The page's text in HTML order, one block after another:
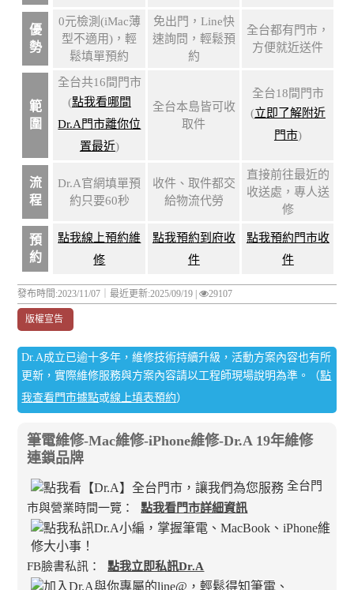
優
勢
0元檢測(iMac薄
型不適用)，輕
鬆填單預約
免出門，Line快
速詢問，輕鬆預
約
全台都有門市，
方便就近送件
範
圍
全台共16間門市
(點我看哪間
Dr.A門市離你位
置最近)
全台本島皆可收
取件
全台18間門市
(立即了解附近
門市)
流
程
Dr.A官網填單預
約只要60秒
收件、取件都交
給物流代勞
直接前往最近的
收送處，專人送
修
預
約
點我線上預約維
修
點我預約到府收
件
點我預約門市收
件
發布時間:2023/11/07｜最近更新:2025/09/19 | 29107
版權宣告
Dr.A成立已逾十多年，維修技術持續升級，活動方案內容也有所
更新，實際維修服務與方案內容請以工程師現場說明為準。（點
我查看門市據點或線上填表預約）
筆電維修-Mac維修-iPhone維修-Dr.A 19年維修
連鎖品牌
全台門
市與營業時間一覽：
點我看門市詳細資訊
FB臉書私訊： 點我立即私訊Dr.A